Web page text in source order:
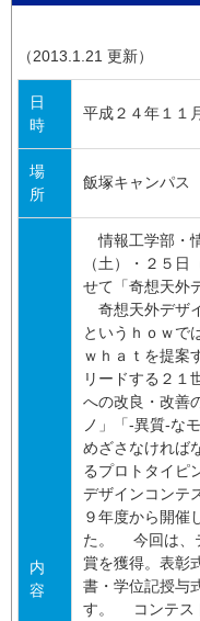
（2013.1.21 更新）
日
時
平成２４年１１
場
所
飯塚キャンパス
内
容
情報工学部・
（土）・２５
せて「奇想天外
奇想天外デザ
というｈｏｗで
ｗｈａｔを提案
リードする２１
への改良・改善
ノ」「-異質-な
めざさなければ
るプロトタイピ
デザインコンテ
９年度から開催
た。 今回は、
賞を獲得。表彰
書・学位記授与
す。 コンテス